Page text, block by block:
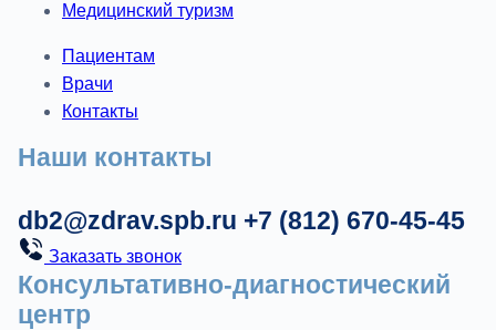
Медицинский туризм
Пациентам
Врачи
Контакты
Наши контакты
db2@zdrav.spb.ru +7 (812) 670-45-45
Заказать звонок
Консультативно-диагностический
центр